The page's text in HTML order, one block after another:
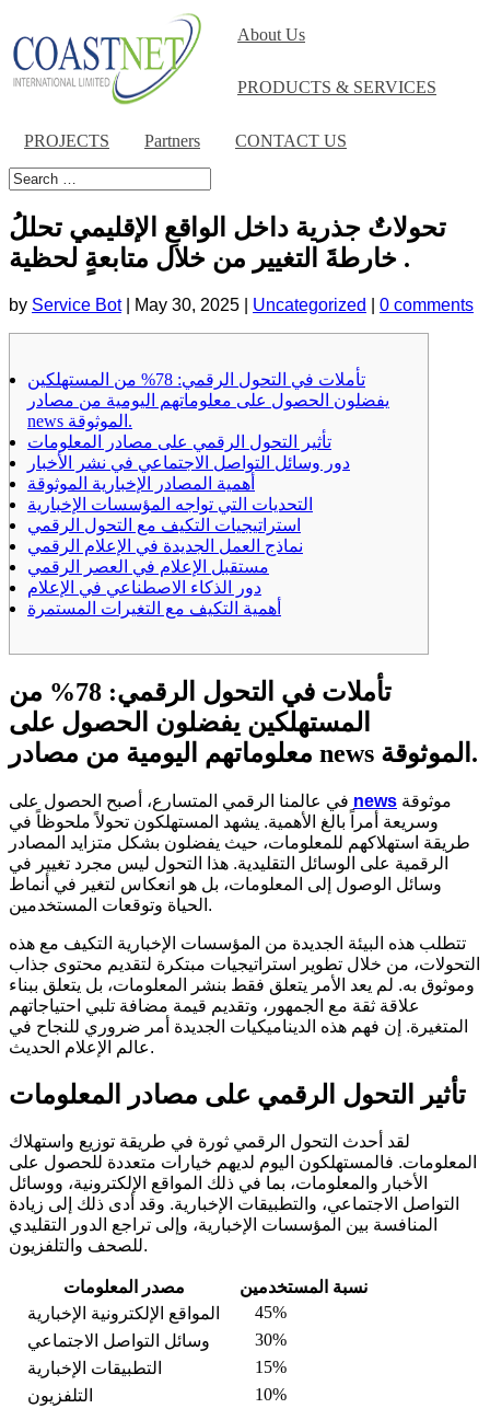
About Us
PRODUCTS & SERVICES
PROJECTS Partners CONTACT US
تحولاتٌ جذرية داخل الواقعِ الإقليمي تحللُ
خارطةَ التغيير من خلال متابعةٍ لحظية .
by Service Bot| May 30, 2025 Uncategorized 0 comments
تأملات في التحول الرقمي: 78% من المستهلكين
يفضلون الحصول على معلوماتهم اليومية من مصادر
news الموثوقة.
تأثير التحول الرقمي على مصادر المعلومات
دور وسائل التواصل الاجتماعي في نشر الأخبار
أهمية المصادر الإخبارية الموثوقة
التحديات التي تواجه المؤسسات الإخبارية
استراتيجيات التكيف مع التحول الرقمي
نماذج العمل الجديدة في الإعلام الرقمي
مستقبل الإعلام في العصر الرقمي
دور الذكاء الاصطناعي في الإعلام
أهمية التكيف مع التغيرات المستمرة
تأملات في التحول الرقمي: 78% من
المستهلكين يفضلون الحصول على
معلوماتهم اليومية من مصادر news الموثوقة.
news
وسريعة أمراً بالغ الأهمية. يشهد المستهلكون تحولاً ملحوظاً في
طريقة استهلاكهم للمعلومات، حيث يفضلون بشكل متزايد المصادر
الرقمية على الوسائل التقليدية. هذا التحول ليس مجرد تغيير في
وسائل الوصول إلى المعلومات، بل هو انعكاس لتغير في أنماط
الحياة وتوقعات المستخدمين.
تتطلب هذه البيئة الجديدة من المؤسسات الإخبارية التكيف مع هذه
التحولات، من خلال تطوير استراتيجيات مبتكرة لتقديم محتوى جذاب
وموثوق به. لم يعد الأمر يتعلق فقط بنشر المعلومات، بل يتعلق ببناء
علاقة ثقة مع الجمهور، وتقديم قيمة مضافة تلبي احتياجاتهم
المتغيرة. إن فهم هذه الديناميكيات الجديدة أمر ضروري للنجاح في
عالم الإعلام الحديث.
تأثير التحول الرقمي على مصادر المعلومات
لقد أحدث التحول الرقمي ثورة في طريقة توزيع واستهلاك
المعلومات. فالمستهلكون اليوم لديهم خيارات متعددة للحصول على
الأخبار والمعلومات، بما في ذلك المواقع الإلكترونية، ووسائل
التواصل الاجتماعي، والتطبيقات الإخبارية. وقد أدى ذلك إلى زيادة
المنافسة بين المؤسسات الإخبارية، وإلى تراجع الدور التقليدي
للصحف والتلفزيون.
مصدر المعلومات
نسبة المستخدمين
المواقع الإلكترونية الإخبارية
45%
وسائل التواصل الاجتماعي
30%
التطبيقات الإخبارية
15%
التلفزيون
10%